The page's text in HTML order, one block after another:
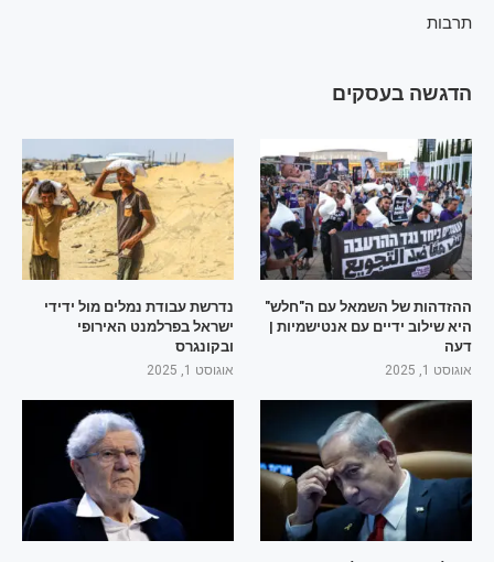
תרבות
הדגשה בעסקים
ההזדהות של השמאל עם ה"חלש"
היא שילוב ידיים עם אנטישמיות |
דעה
אוגוסט 1, 2025
נדרשת עבודת נמלים מול ידידי
ישראל בפרלמנט האירופי
ובקונגרס
אוגוסט 1, 2025